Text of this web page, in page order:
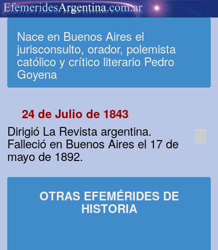
Nace en Buenos Aires el
jurisconsulto, orador, polemista
católico y crítico literario Pedro
Goyena
24 de Julio de 1843
Dirigió La Revista argentina.
Falleció en Buenos Aires el 17 de
mayo de 1892.
OTRAS EFEMÉRIDES DE
HISTORIA